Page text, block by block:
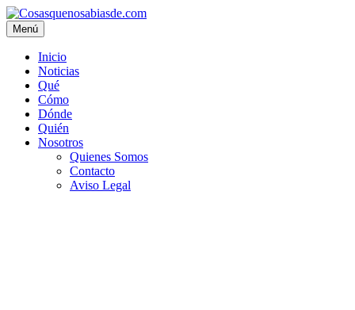
Menú
Inicio
Noticias
Qué
Cómo
Dónde
Quién
Nosotros
Quienes Somos
Contacto
Aviso Legal